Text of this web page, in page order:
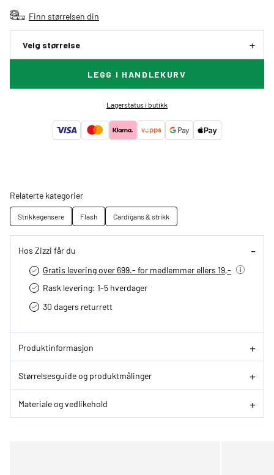
Finn størrelsen din
Velg størrelse
LEGG I HANDLEKURV
Lagerstatus i butikk
Relaterte kategorier
Strikkegensere Flash Cardigans & strikk
Hos Zizzi får du
Gratis levering over 699.- for medlemmer ellers 19,-
Rask levering: 1-5 hverdager
30 dagers returrett
Produktinformasjon
Størrelsesguide og produktmålinger
Materiale og vedlikehold